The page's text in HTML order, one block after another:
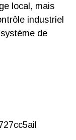
local, mais
industriel
de